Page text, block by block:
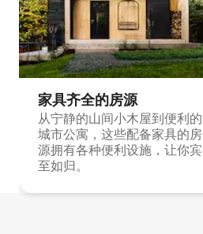
家具齐全的房源
从宁静的山间小木屋到便利的
城市公寓，这些配备家具的房
源拥有各种便利设施，让你宾
至如归。